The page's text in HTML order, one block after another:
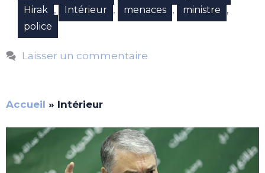
Hirak , Intérieur , menaces , ministre ,
police
Laisser un commentaire
Accueil » Intérieur